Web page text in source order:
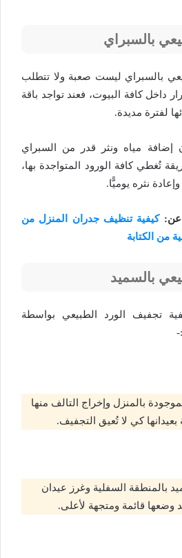
بالسبراي
بالسبراي ليست صعبة ولا تتطلب
داخل كافة البيوت، فعند تواجد باقة
لفترة مديدة.
إضافة مياه ونثر قدر من السبراي
تُغطي كافة الورود المتواجدة بها،
نثره يوميًّا.
عن:كيفية تنظيف جدران المنزل من
بالسميد
تجفيف الورد الطبيعي بواسطة
بالمنزل وإخراج التالف منها
بعيدانها كي لا تُعيق التجفيف.
بالمنطقة السفلية وغرز عيدان
وضعها قائمة ومتجهة لأعلى.